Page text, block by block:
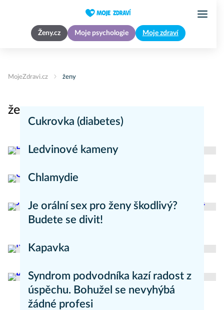
Ženy.cz Moje psychologie Moje zdraví
MojeZdravi.cz ženy
ženy
Cukrovka (diabetes)
Ledvinové kameny
Chlamydie
Je orální sex pro ženy škodlivý?
Budete se divit!
Kapavka
Syndrom podvodníka kazí radost z
úspěchu. Bohužel se nevyhýbá
žádné profesi